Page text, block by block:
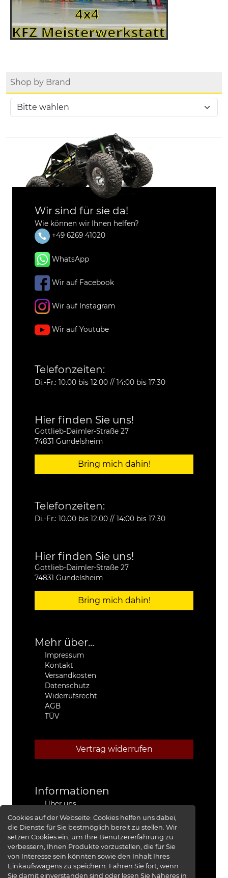
Cookies auf der Webseite:Cookies helfen uns dabei,
die Dienste für Sie bestmöglich bereit zu stellen. Wir
setzen Cookies ein, um Ihre Benutzererfahrung zu
verbessern, Ihnen Produkte vorzustellen, die für Sie
von Interesse sein könnten sowie den Inhalt Ihres
Einkaufswagens zu speichern. Fahren Sie fort, wenn
Sie damit einverstanden sind oder lesen Sie Näheres in
Shop by Brand
Wir sind für sie da!
Wie können wir Ihnen helfen?
+49 6269 41020
WhatsApp
Wir auf Facebook
Wir auf Instagram
Wir auf Youtube
Telefonzeiten:
Di.-Fr.: 10.00 bis 12.00 // 14:00 bis 17:30
Hier finden Sie uns!
Gottlieb-Daimler-Straße 27
74831 Gundelsheim
Bring mich dahin!
Telefonzeiten:
Di.-Fr.: 10.00 bis 12.00 // 14:00 bis 17:30
Hier finden Sie uns!
Gottlieb-Daimler-Straße 27
74831 Gundelsheim
Bring mich dahin!
Mehr über...
Impressum
Kontakt
Versandkosten
Datenschutz
Widerrufsrecht
AGB
TÜV
Vertrag widerrufen
Informationen
Über uns
Stützpunkthändler
4x4 Kfz-Meister Werkstatt Jeep®
Presse
Red Baron I
Red Baron II
XRRA
Bildergalerie